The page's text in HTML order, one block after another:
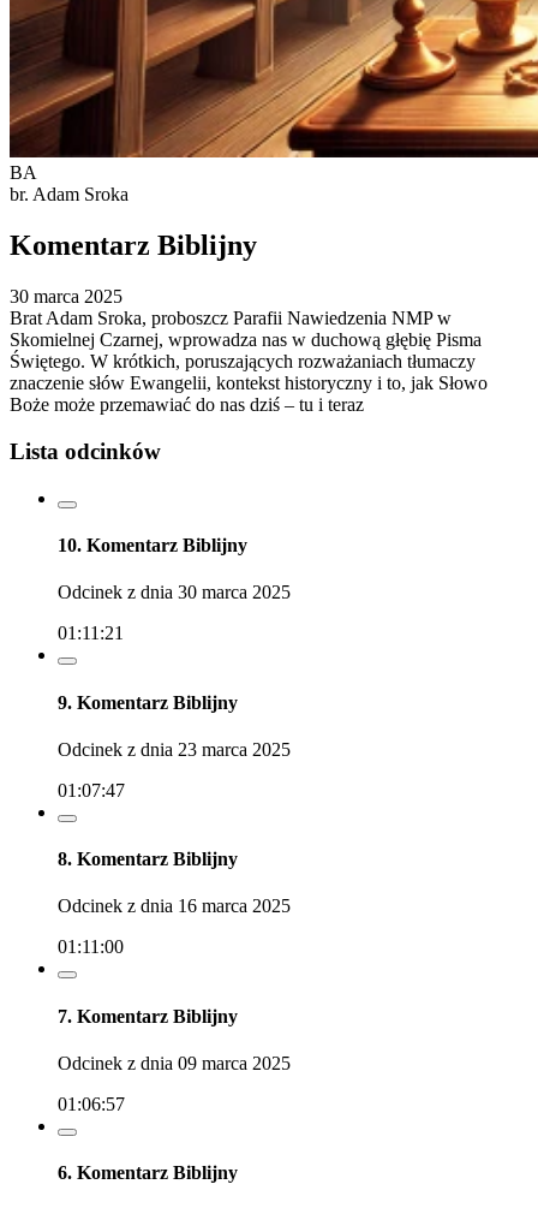
BA
br. Adam Sroka
Komentarz Biblijny
30 marca 2025
Brat Adam Sroka, proboszcz Parafii Nawiedzenia NMP w
Skomielnej Czarnej, wprowadza nas w duchową głębię Pisma
Świętego. W krótkich, poruszających rozważaniach tłumaczy
znaczenie słów Ewangelii, kontekst historyczny i to, jak Słowo
Boże może przemawiać do nas dziś – tu i teraz
Lista odcinków
10. Komentarz Biblijny
Odcinek z dnia 30 marca 2025
01:11:21
9. Komentarz Biblijny
Odcinek z dnia 23 marca 2025
01:07:47
8. Komentarz Biblijny
Odcinek z dnia 16 marca 2025
01:11:00
7. Komentarz Biblijny
Odcinek z dnia 09 marca 2025
01:06:57
6. Komentarz Biblijny